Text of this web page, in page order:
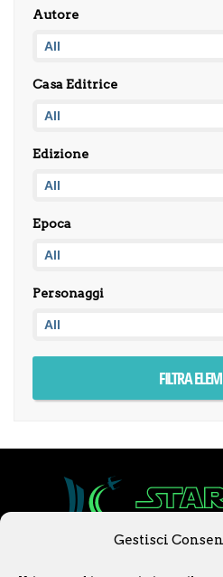
Gestisci
Autore
Casa Editrice
Edizione
Epoca
Personaggi